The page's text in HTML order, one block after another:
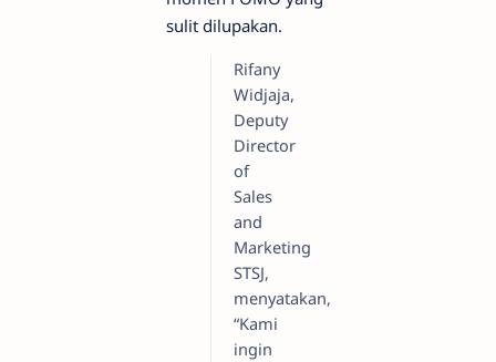
sulit dilupakan.
Rifany
Widjaja,
Deputy
Director
of
Sales
and
Marketing
STSJ,
menyatakan,
“Kami
ingin